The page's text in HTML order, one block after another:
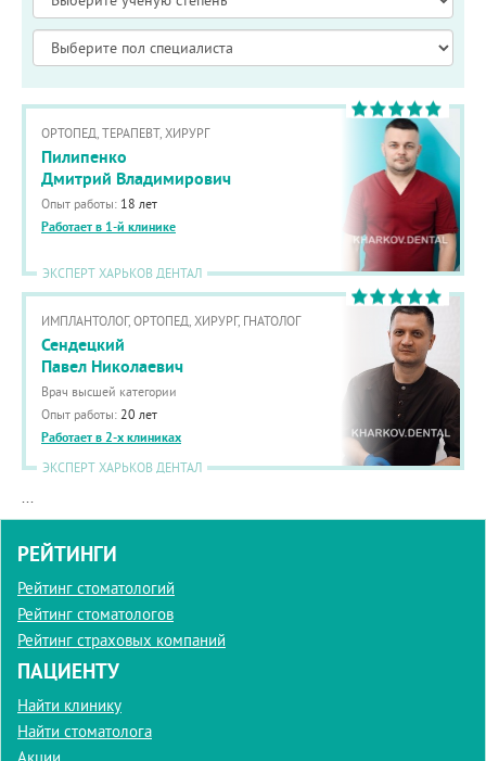
ОРТОПЕД, ТЕРАПЕВТ, ХИРУРГ
Пилипенко
Дмитрий Владимирович
Опыт работы: 18 лет
Работает в 1-й клинике
ЭКСПЕРТ ХАРЬКОВ ДЕНТАЛ
ИМПЛАНТОЛОГ, ОРТОПЕД, ХИРУРГ, ГНАТОЛОГ
Сендецкий
Павел Николаевич
Врач высшей категории
Опыт работы: 20 лет
Работает в 2-х клиниках
ЭКСПЕРТ ХАРЬКОВ ДЕНТАЛ
...
РЕЙТИНГИ
Рейтинг стоматологий
Рейтинг стоматологов
Рейтинг страховых компаний
ПАЦИЕНТУ
Найти клинику
Найти стоматолога